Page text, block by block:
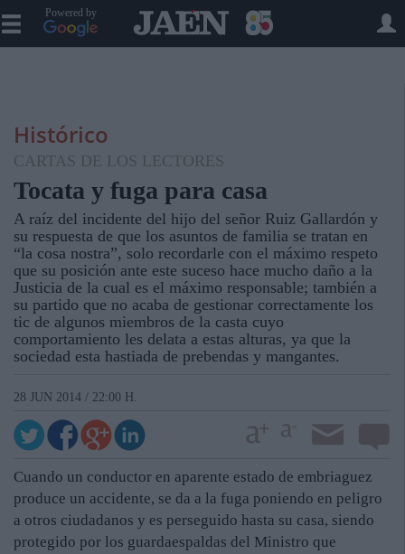
Powered by
Histórico
CARTAS DE LOS LECTORES
Tocata y fuga para casa
A raíz del incidente del hijo del señor Ruiz Gallardón y
su respuesta de que los asuntos de familia se tratan en
“la cosa nostra”, solo recordarle con el máximo respeto
que su posición ante este suceso hace mucho daño a la
Justicia de la cual es el máximo responsable; también a
su partido que no acaba de gestionar correctamente los
tic de algunos miembros de la casta cuyo
comportamiento les delata a estas alturas, ya que la
sociedad esta hastiada de prebendas y mangantes.
28 JUN 2014 / 22:00 H.
Cuando un conductor en aparente estado de embriaguez
produce un accidente, se da a la fuga poniendo en peligro
a otros ciudadanos y es perseguido hasta su casa, siendo
protegido por los guardaespaldas del Ministro que